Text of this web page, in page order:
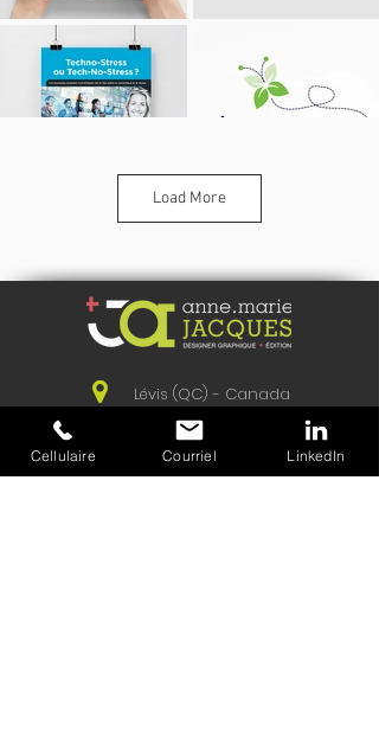
Load More
Lévis (QC) - Canada
581-996-4907
Écrivez-moi
Cellulaire Courriel LinkedIn